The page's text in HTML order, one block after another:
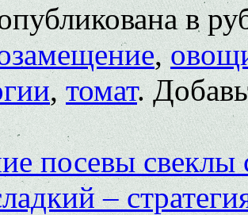
в
,
,томат.
посевы свеклы
–